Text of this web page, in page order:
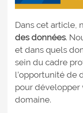
Dans cet article,
des données.
et dans quels
sein du cadre
l’opportunité de
pour développer
domaine.